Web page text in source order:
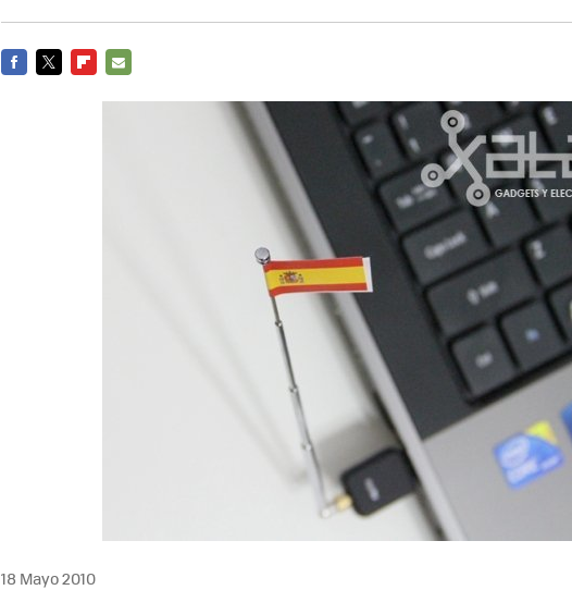
18 Mayo 2010